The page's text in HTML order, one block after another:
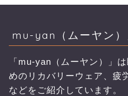
mu-yan（ムーヤン
「mu-yan（ムーヤン）」
めのリカバリーウェア、疲
などをご紹介しています。